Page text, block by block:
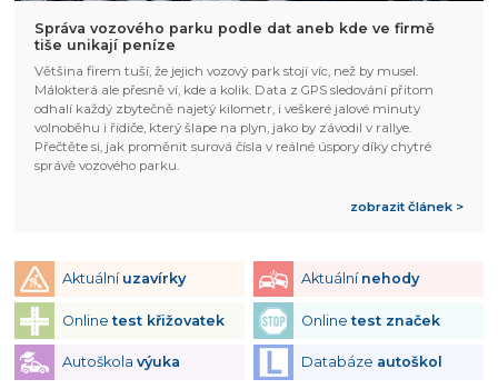
Správa vozového parku podle dat aneb kde ve firmě
tiše unikají peníze
Většina firem tuší, že jejich vozový park stojí víc, než by musel.
Málokterá ale přesně ví, kde a kolik. Data z GPS sledování přitom
odhalí každý zbytečně najetý kilometr, i veškeré jalové minuty
volnoběhu i řidiče, který šlape na plyn, jako by závodil v rallye.
Přečtěte si, jak proměnit surová čísla v reálné úspory díky chytré
správě vozového parku.
zobrazit článek >
Aktuální uzavírky Aktuální nehody
Onlinetest křižovatek Onlinetest značek
Autoškola výuka Databáze autoškol